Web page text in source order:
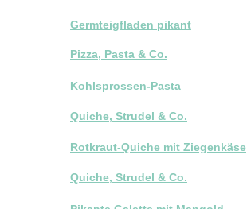
Germteigfladen pikant
Pizza, Pasta & Co.
Kohlsprossen-Pasta
Quiche, Strudel & Co.
Rotkraut-Quiche mit Ziegenkäse
Quiche, Strudel & Co.